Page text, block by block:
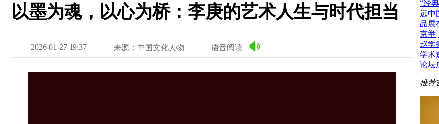
以墨为魂，以心为桥：李庚的艺术人生与时代担当
2026-01-27 19:37 来源：中国文化人物 语音阅读
“经
远中
品展
京举
赵学
学术
论坛
推荐